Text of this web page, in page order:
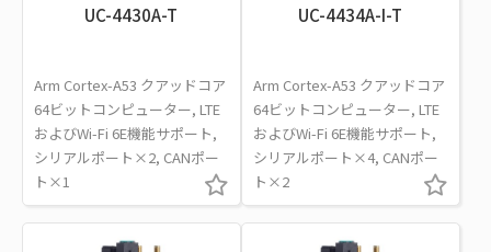
UC-4430A-T
Arm Cortex-A53 クアッドコア
64ビットコンピューター, LTE
およびWi-Fi 6E機能サポート,
シリアルポート×2, CANポー
ト×1
UC-4434A-I-T
Arm Cortex-A53 クアッドコア
64ビットコンピューター, LTE
およびWi-Fi 6E機能サポート,
シリアルポート×4, CANポー
ト×2